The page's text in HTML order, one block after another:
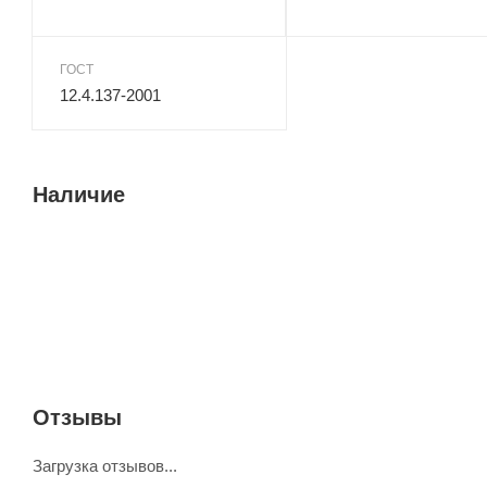
ГОСТ
12.4.137-2001
Наличие
Отзывы
Загрузка отзывов...